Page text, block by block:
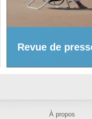
Revue de
À propos